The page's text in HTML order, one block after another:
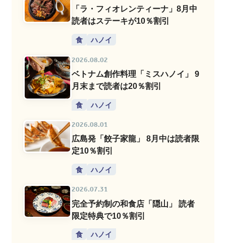
「ラ・フィオレンティーナ」8月中
読者はステーキが10％割引
食 ハノイ
2026.08.02
ベトナム創作料理「ミスハノイ」 9
月末まで読者は20％割引
食 ハノイ
2026.08.01
広島発「餃子家龍」 8月中は読者限
定10％割引
食 ハノイ
2026.07.31
完全予約制の和食店「隠山」 読者
限定特典で10％割引
食 ハノイ